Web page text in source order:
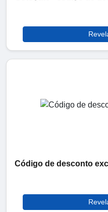
Código de desconto